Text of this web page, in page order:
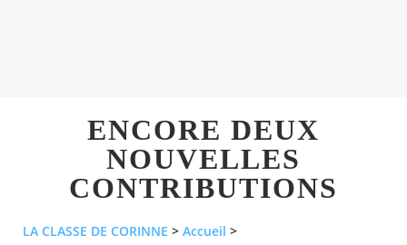
ENCORE DEUX
NOUVELLES
CONTRIBUTIONS
LA CLASSE DE CORINNE > Accueil >